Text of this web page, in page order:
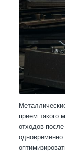
прием такого
отходов